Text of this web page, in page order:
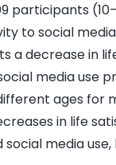
participants
to social
a decrease in
media use
ages for
in life
media